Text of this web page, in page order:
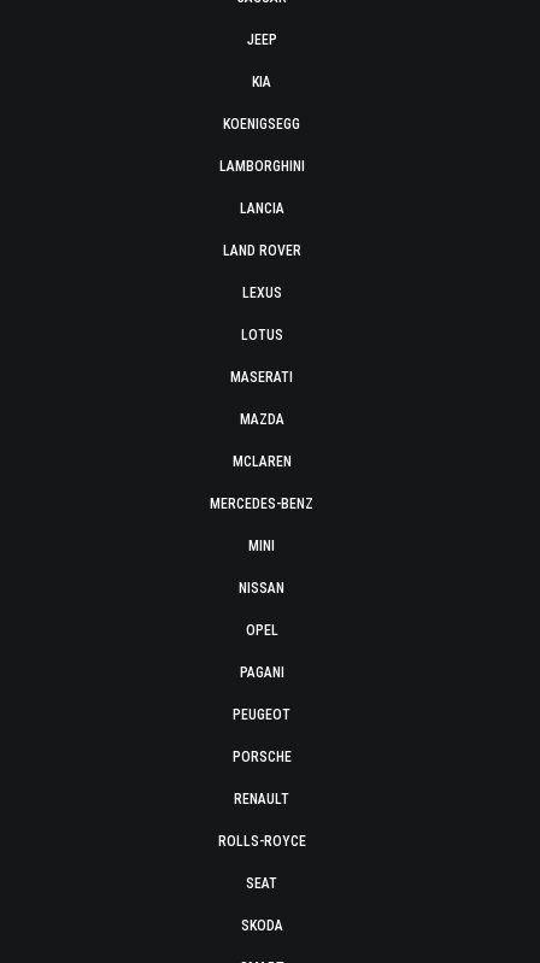
JEEP
KIA
KOENIGSEGG
LAMBORGHINI
LANCIA
LAND ROVER
LEXUS
LOTUS
MASERATI
MAZDA
MCLAREN
MERCEDES-BENZ
MINI
NISSAN
OPEL
PAGANI
PEUGEOT
PORSCHE
RENAULT
ROLLS-ROYCE
SEAT
SKODA